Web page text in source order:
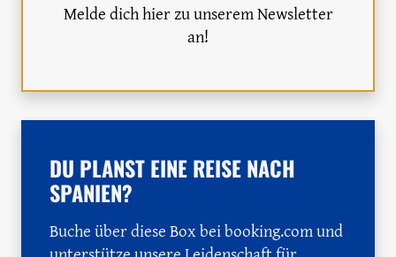
Melde dich hier zu unserem Newsletter
an!
DU PLANST EINE REISE NACH
SPANIEN?
Buche über diese Box bei booking.com und